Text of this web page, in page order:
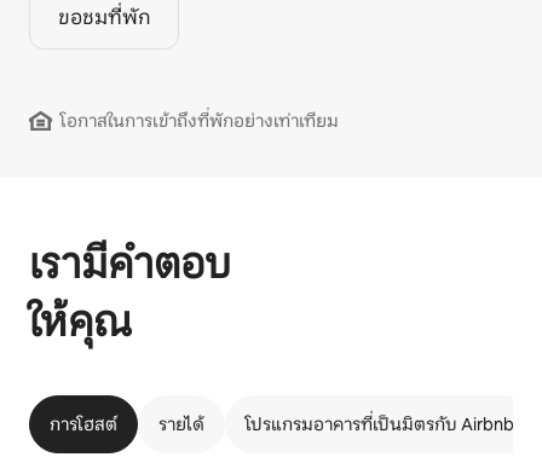
ขอชมที่พัก
โอกาสในการเข้าถึงที่พักอย่างเท่าเทียม
เรามีคำตอบ
ให้คุณ
การโฮสต์ รายได้ โปรแกรมอาคารที่เป็นมิตรกับ Airbnb